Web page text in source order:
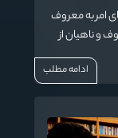
ستاد احیای امر به معروف
و ناهیان از
ادامه مطلب